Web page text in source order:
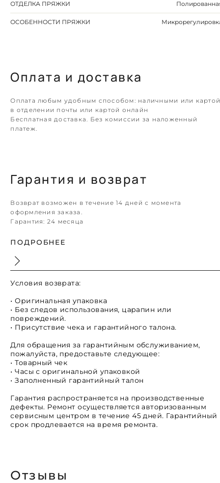
ОТДЕЛКА ПРЯЖКИ
ОСОБЕННОСТИ ПРЯЖКИ
Оплата и доставка
Оплата любым удобным способом: наличными или
в отделении почты или картой онлайн
Бесплатная доставка. Без комиссии за наложенный
платеж.
Гарантия и возврат
Возврат возможен в течение 14 дней с момента
оформления заказа.
Гарантия: 24 месяца
ПОДРОБНЕЕ
Условия возврата:
• Оригинальная упаковка
• Без следов использования, царапин или
повреждений.
• Присутствие чека и гарантийного талона.
Для обращения за гарантийным обслуживанием,
пожалуйста, предоставьте следующее:
• Товарный чек
• Часы с оригинальной упаковкой
• Заполненный гарантийный талон
Гарантия распространяется на производственные
дефекты. Ремонт осуществляется авторизованным
сервисным центром в течение 45 дней. Гарантийный
срок продлевается на время ремонта.
Отзывы